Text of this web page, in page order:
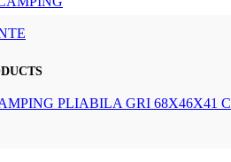
PLIABILA GRI 68X46X41